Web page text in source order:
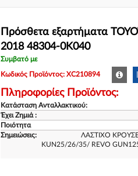
Πρόσθετα εξαρτήματα
2018 48304-0K040
Συμβατό με
Κωδικός Προϊόντος: XC210894
Πληροφορίες Προϊόντος:
Κατάσταση Ανταλλακτικού:
Έχει Ζημιά :
Ποιότητα
Σημειώσεις:
ΛΑΣΤΙΧΟ
KUN25/26/35/ REVO